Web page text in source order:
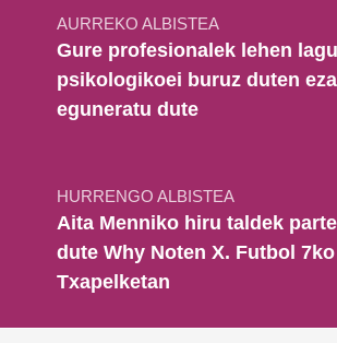
AURREKO ALBISTEA
Gure profesionalek lehen
psikologikoei buruz duten
eguneratu dute
HURRENGO ALBISTEA
Aita Menniko hiru taldek
dute Why Noten X. Futbol 7ko
Txapelketan